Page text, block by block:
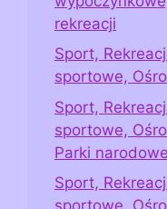
rekreacji
Sport,
sportowe,
Sport,
sportowe,
Parki narodowe
Sport,